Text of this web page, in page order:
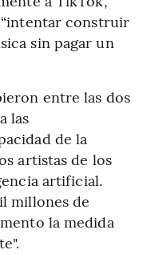
construir
sin pagar un
entre las dos
las
de la
artistas de los
artificial.
millones de
la medida